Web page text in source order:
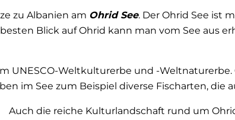
zu Albanien am Ohrid See. Der Ohrid See ist
Blick auf Ohrid kann man vom See aus
UNESCO-Weltkulturerbe und -
im See zum Beispiel diverse Fischarten,
Auch die reiche Kulturlandschaft rund um